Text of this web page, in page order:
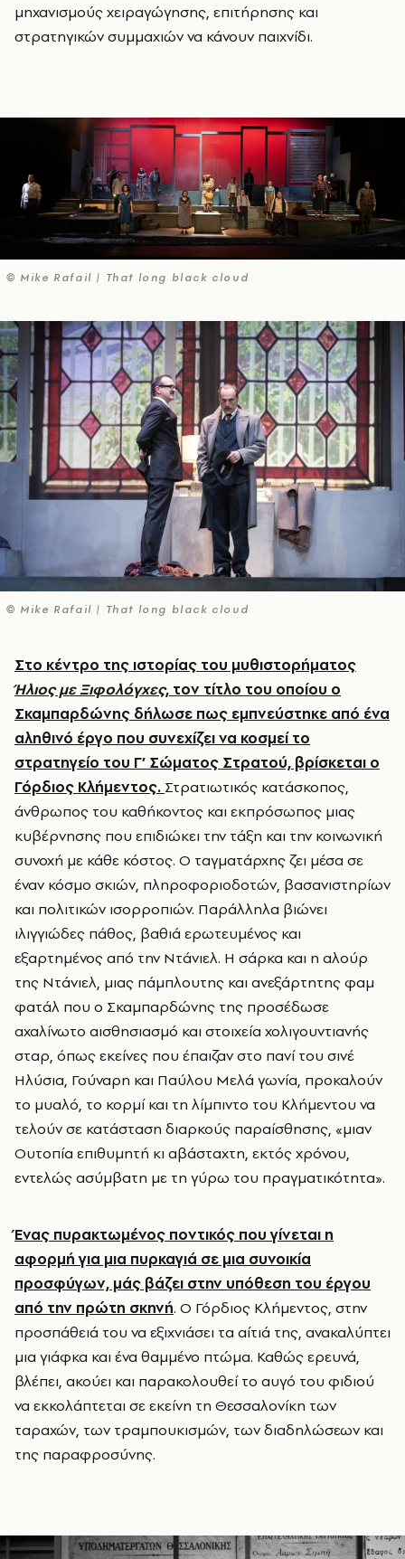
μηχανισμούς χειραγώγησης, επιτήρησης και
στρατηγικών συμμαχιών να κάνουν παιχνίδι.
© Mike Rafail | That long black cloud
© Mike Rafail | That long black cloud
Στο κέντρο της ιστορίας του μυθιστορήματος
Ήλιος με Ξιφολόγχες, τον τίτλο του οποίου ο
Σκαμπαρδώνης δήλωσε πως εμπνεύστηκε από ένα
αληθινό έργο που συνεχίζει να κοσμεί το
στρατηγείο του Γ’ Σώματος Στρατού, βρίσκεται ο
Γόρδιος Κλήμεντος. Στρατιωτικός κατάσκοπος,
άνθρωπος του καθήκοντος και εκπρόσωπος μιας
κυβέρνησης που επιδιώκει την τάξη και την κοινωνική
συνοχή με κάθε κόστος. Ο ταγματάρχης ζει μέσα σε
έναν κόσμο σκιών, πληροφοριοδοτών, βασανιστηρίων
και πολιτικών ισορροπιών. Παράλληλα βιώνει
ιλιγγιώδες πάθος, βαθιά ερωτευμένος και
εξαρτημένος από την Ντάνιελ. Η σάρκα και η αλούρ
της Ντάνιελ, μιας πάμπλουτης και ανεξάρτητης φαμ
φατάλ που ο Σκαμπαρδώνης της προσέδωσε
αχαλίνωτο αισθησιασμό και στοιχεία χολιγουντιανής
σταρ, όπως εκείνες που έπαιζαν στο πανί του σινέ
Ηλύσια, Γούναρη και Παύλου Μελά γωνία, προκαλούν
το μυαλό, το κορμί και τη λίμπιντο του Κλήμεντου να
τελούν σε κατάσταση διαρκούς παραίσθησης, «μιαν
Ουτοπία επιθυμητή κι αβάσταχτη, εκτός χρόνου,
εντελώς ασύμβατη με τη γύρω του πραγματικότητα».
Ένας πυρακτωμένος ποντικός που γίνεται η
αφορμή για μια πυρκαγιά σε μια συνοικία
προσφύγων, μάς βάζει στην υπόθεση του έργου
από την πρώτη σκηνή. Ο Γόρδιος Κλήμεντος, στην
προσπάθειά του να εξιχνιάσει τα αίτιά της, ανακαλύπτει
μια γιάφκα και ένα θαμμένο πτώμα. Καθώς ερευνά,
βλέπει, ακούει και παρακολουθεί το αυγό του φιδιού
να εκκολάπτεται σε εκείνη τη Θεσσαλονίκη των
ταραχών, των τραμπουκισμών, των διαδηλώσεων και
της παραφροσύνης.